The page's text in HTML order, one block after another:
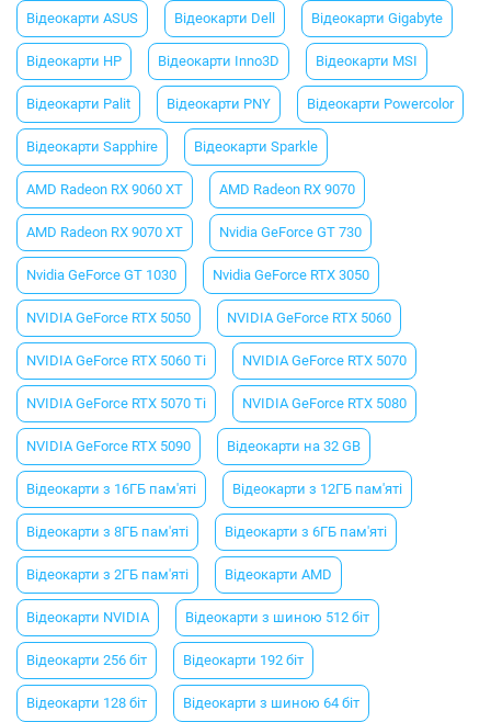
Відеокарти ASUS Відеокарти Dell Відеокарти Gigabyte
Відеокарти HP Відеокарти Inno3D Відеокарти MSI
Відеокарти Palit Відеокарти PNY Відеокарти Powercolor
Відеокарти Sapphire Відеокарти Sparkle
AMD Radeon RX 9060 XT AMD Radeon RX 9070
AMD Radeon RX 9070 XT Nvidia GeForce GT 730
Nvidia GeForce GT 1030 Nvidia GeForce RTX 3050
NVIDIA GeForce RTX 5050 NVIDIA GeForce RTX 5060
NVIDIA GeForce RTX 5060 Ti NVIDIA GeForce RTX 5070
NVIDIA GeForce RTX 5070 Ti NVIDIA GeForce RTX 5080
NVIDIA GeForce RTX 5090 Відеокарти на 32 GB
Відеокарти з 16ГБ пам'яті Відеокарти з 12ГБ пам'яті
Відеокарти з 8ГБ пам'яті Відеокарти з 6ГБ пам'яті
Відеокарти з 2ГБ пам'яті Відеокарти AMD
Відеокарти NVIDIA Відеокарти з шиною 512 біт
Відеокарти 256 біт Відеокарти 192 біт
Відеокарти 128 біт Відеокарти з шиною 64 біт